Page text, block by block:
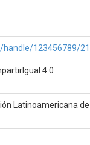
handle/123456789/
4.0
Latinoamericana de